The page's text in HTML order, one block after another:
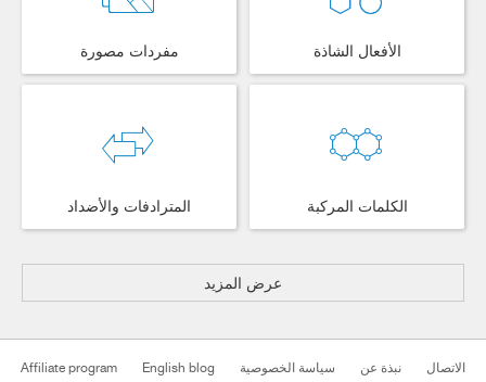
مفردات مصورة الأفعال الشاذة
المترادفات والأضداد الكلمات المركبة
عرض المزيد
Affiliate program English blog سياسة الخصوصية نبذة عن الاتصال